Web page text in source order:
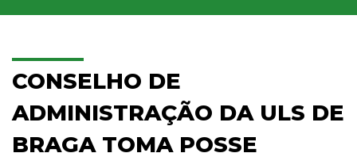
CONSELHO DE
ADMINISTRAÇÃO DA ULS DE
BRAGA TOMA POSSE